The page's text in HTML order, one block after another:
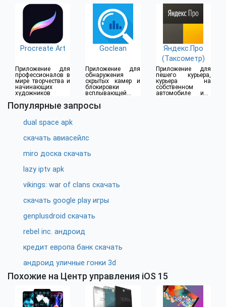
дома
Procreate Art
Приложение для
профессионалов в
мире творчества и
начинающих
художников
Goclean
Приложение для
обнаружения
скрытых камер и
блокировки
всплывающей
Яндекс.Про
(Таксометр)
Приложение для
пешего курьера,
курьера на
собственном
автомобиле или
Популярные запросы
dual space apk
скачать авиасейлс
miro доска скачать
lazy iptv apk
vikings: war of clans скачать
скачать google play игры
genplusdroid скачать
rebel inc. андроид
кредит европа банк скачать
андроид уличные гонки 3d
Похожие на Центр управления iOS 15